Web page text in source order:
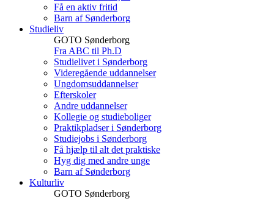
Få en aktiv fritid
Barn af Sønderborg
Studieliv
GOTO Sønderborg
Fra ABC til Ph.D
Studielivet i Sønderborg
Videregående uddannelser
Ungdomsuddannelser
Efterskoler
Andre uddannelser
Kollegie og studieboliger
Praktikpladser i Sønderborg
Studiejobs i Sønderborg
Få hjælp til alt det praktiske
Hyg dig med andre unge
Barn af Sønderborg
Kulturliv
GOTO Sønderborg